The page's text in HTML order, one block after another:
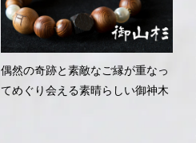
偶然の奇跡と素敵なご縁が重なっ
てめぐり会える素晴らしい御神木